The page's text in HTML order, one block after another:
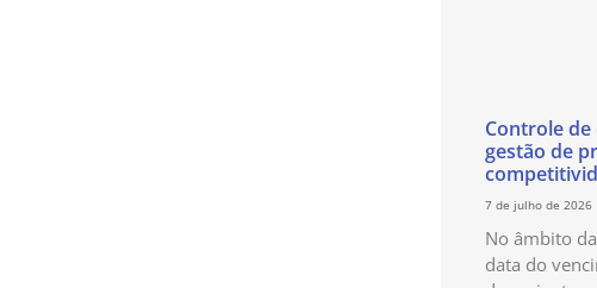
Controle
gestão de
7 de julho de 2026
No âmbito
data do